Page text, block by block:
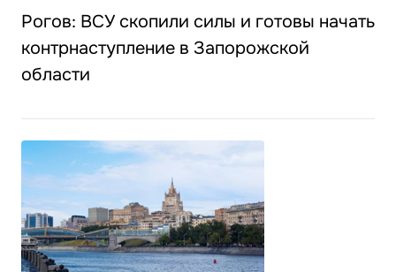
Рогов: ВСУ скопили силы и готовы начать
контрнаступление в Запорожской
области